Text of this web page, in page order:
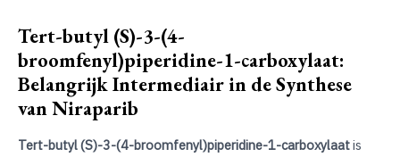
Tert-butyl (S)-3-(4-
broomfenyl)piperidine-1-carboxylaat:
Belangrijk Intermediair in de Synthese
van Niraparib
Tert-butyl (S)-3-(4-broomfenyl)piperidine-1-carboxylaatis